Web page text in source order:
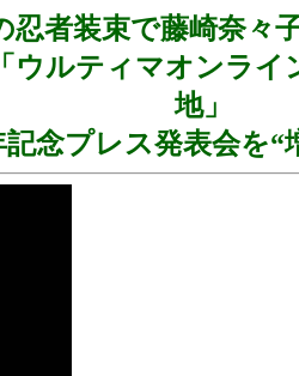
忍者装束で藤崎奈々
ウルティマオンラ
地」
記念プレス発表会を“